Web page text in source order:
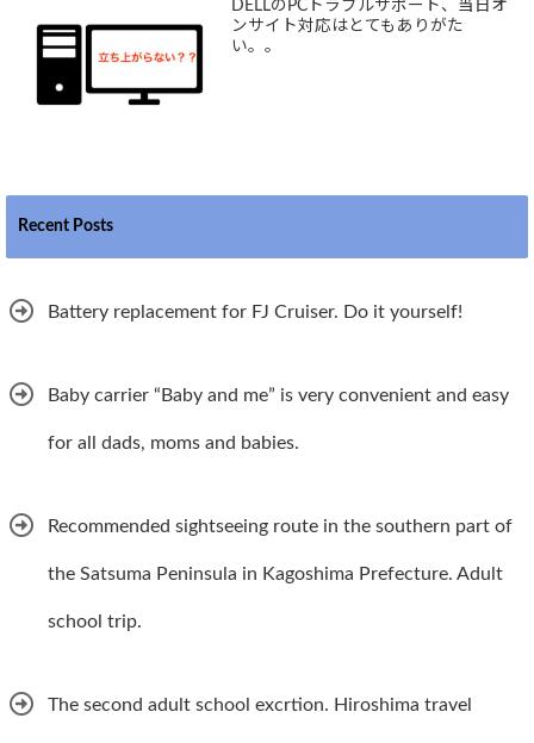
DELLのPCトラブルサポート、当日オ
ンサイト対応はとてもありがた
い。。
Recent Posts
Battery replacement for FJ Cruiser. Do it yourself!
Baby carrier “Baby and me” is very convenient and easy
for all dads, moms and babies.
Recommended sightseeing route in the southern part of
the Satsuma Peninsula in Kagoshima Prefecture. Adult
school trip.
The second adult school excrtion. Hiroshima travel